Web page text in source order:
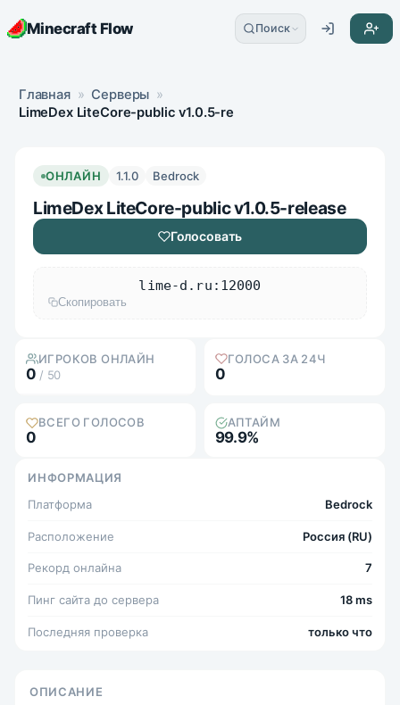
Minecraft Flow Поиск
Главная » Серверы »
LimeDex LiteCore-public v1.0.5-release
ОНЛАЙН 1.1.0 Bedrock
LimeDex LiteCore-public v1.0.5-release
Голосовать
lime-d.ru:12000
Скопировать
ИГРОКОВ ОНЛАЙН
0 / 50
ГОЛОСА ЗА 24Ч
0
ВСЕГО ГОЛОСОВ
0
АПТАЙМ
99.9%
ОПИСАНИЕ
ИНФОРМАЦИЯ
Платформа
Bedrock
Расположение Россия (RU)
Рекорд онлайна 7
Пинг сайта до сервера 18 ms
Последняя проверка только что